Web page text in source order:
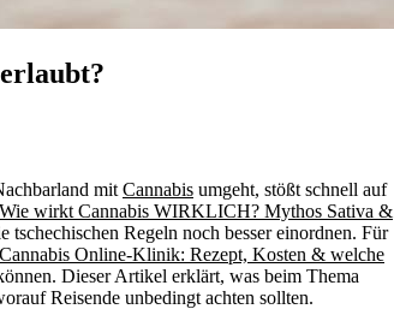
mit Cannabis umgeht, stößt schnell auf
Wie wirkt Cannabis WIRKLICH? Mythos Sativa &
tschechischen Regeln noch besser einordnen. Für
Cannabis Online-Klinik: Rezept, Kosten & welche
Dieser Artikel erklärt, was beim Thema
Reisende unbedingt achten sollten.